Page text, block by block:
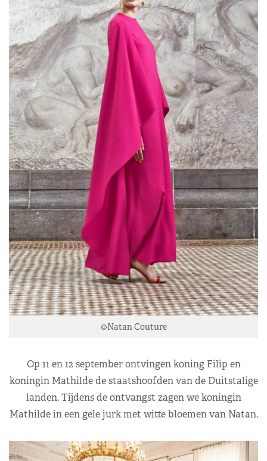
©Natan Couture
Op 11 en 12 september ontvingen koning Filip en
koningin Mathilde de staatshoofden van de Duitstalige
landen. Tijdens de ontvangst zagen we koningin
Mathilde in een gele jurk met witte bloemen van Natan.